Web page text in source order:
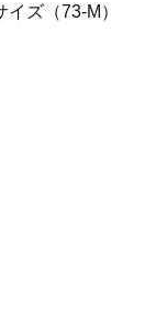
ズ（73-M）